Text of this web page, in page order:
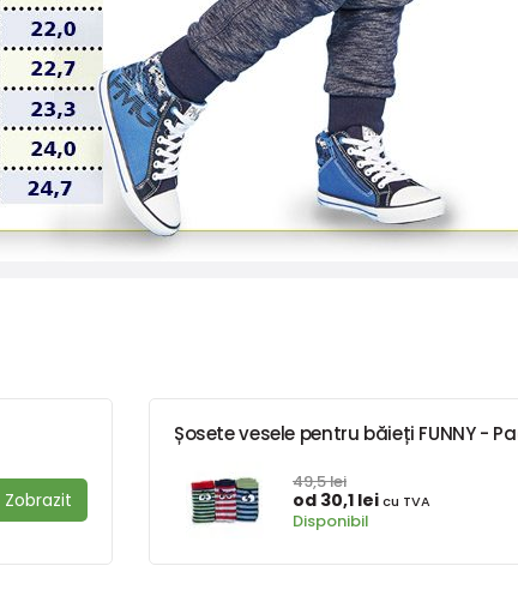
Zobrazit
Șosete vesele pentru băieți FUNNY -
49,5 lei
od 30,1 leicu TVA
Disponibil